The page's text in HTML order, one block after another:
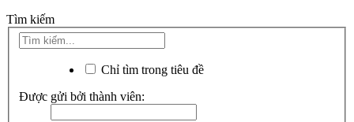
Tìm kiếm
Chỉ tìm trong tiêu đề
Được gửi bởi thành viên: